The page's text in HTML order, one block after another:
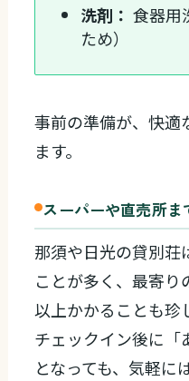
洗剤： 食器用
ため）
事前の準備が、快適
ます。
スーパーや直売所ま
那須や日光の貸別荘
ことが多く、最寄
以上かかることも珍
チェックイン後に「
となっても、気軽に